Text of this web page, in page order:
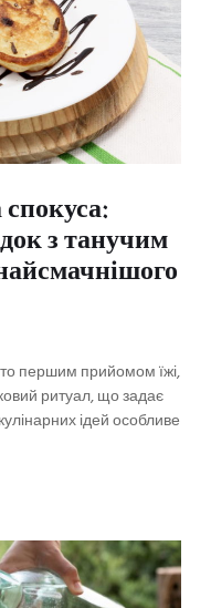
з танучим
першим прийомом їжі,
ритуал, що задає
ідей особливе